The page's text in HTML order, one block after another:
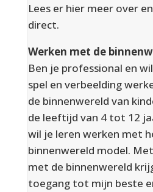
Lees er hier meer over
direct.
Werken met de
Ben je professional en
spel en verbeelding
de binnenwereld van
de leeftijd van 4 tot 12
wil je leren werken met
binnenwereld model.
met de binnenwereld
toegang tot mijn beste